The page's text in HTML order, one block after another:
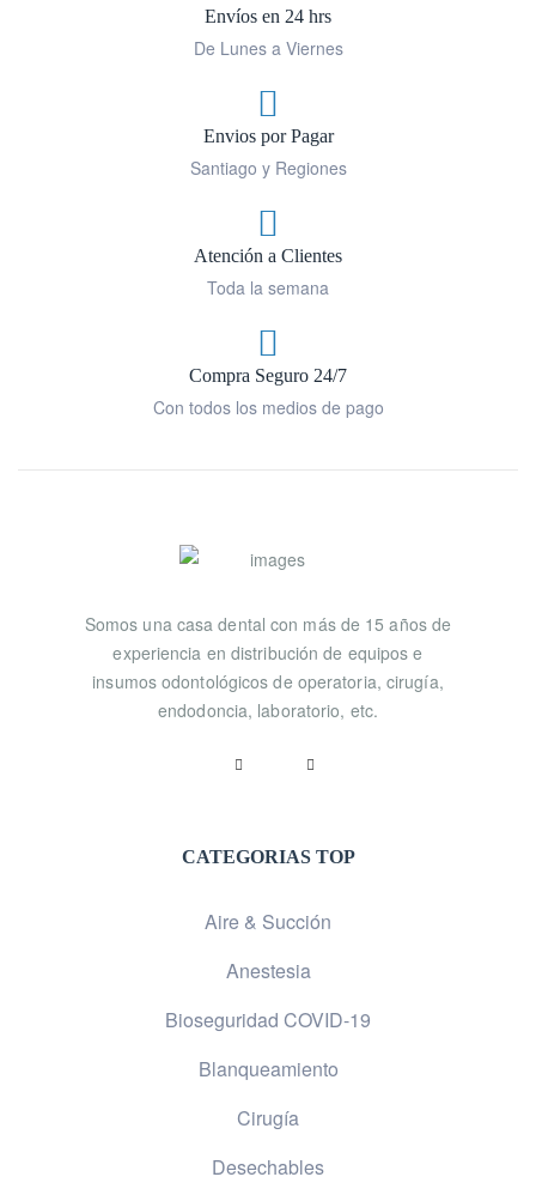
Envíos en 24 hrs
De Lunes a Viernes
Envios por Pagar
Santiago y Regiones
Atención a Clientes
Toda la semana
Compra Seguro 24/7
Con todos los medios de pago
Somos una casa dental con más de 15 años de
experiencia en distribución de equipos e
insumos odontológicos de operatoria, cirugía,
endodoncia, laboratorio, etc.
CATEGORIAS TOP
Aire & Succión
Anestesia
Bioseguridad COVID-19
Blanqueamiento
Cirugía
Desechables